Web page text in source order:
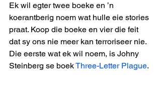
Ek wil egter twee boeke en ’n
koerantberig noem wat hulle eie stories
praat. Koop die boeke en vier die feit
dat sy ons nie meer kan terroriseer nie.
Die eerste wat ek wil noem, is Johny
Steinberg se boek Three-Letter Plague.